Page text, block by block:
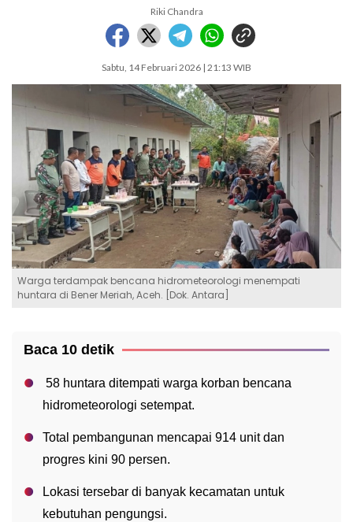
Riki Chandra
Sabtu, 14 Februari 2026 | 21:13 WIB
Warga terdampak bencana hidrometeorologi menempati
huntara di Bener Meriah, Aceh. [Dok. Antara]
Baca 10 detik
58 huntara ditempati warga korban bencana
hidrometeorologi setempat.
Total pembangunan mencapai 914 unit dan
progres kini 90 persen.
Lokasi tersebar di banyak kecamatan untuk
kebutuhan pengungsi.